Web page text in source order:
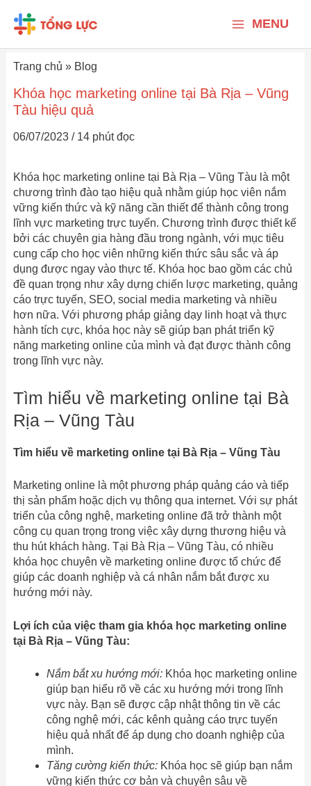
dung
Menu
MENU
Trang chủ » Blog
Khóa học marketing online tại Bà Rịa – Vũng
Tàu hiệu quả
06/07/2023 / 14 phút đọc
Khóa học marketing online tại Bà Rịa – Vũng Tàu là một
chương trình đào tạo hiệu quả nhằm giúp học viên nắm
vững kiến thức và kỹ năng cần thiết để thành công trong
lĩnh vực marketing trực tuyến. Chương trình được thiết kế
bởi các chuyên gia hàng đầu trong ngành, với mục tiêu
cung cấp cho học viên những kiến thức sâu sắc và áp
dụng được ngay vào thực tế. Khóa học bao gồm các chủ
đề quan trọng như xây dựng chiến lược marketing, quảng
cáo trực tuyến, SEO, social media marketing và nhiều
hơn nữa. Với phương pháp giảng dạy linh hoạt và thực
hành tích cực, khóa học này sẽ giúp bạn phát triển kỹ
năng marketing online của mình và đạt được thành công
trong lĩnh vực này.
Tìm hiểu về marketing online tại Bà
Rịa – Vũng Tàu
Tìm hiểu về marketing online tại Bà Rịa – Vũng Tàu
Marketing online là một phương pháp quảng cáo và tiếp
thị sản phẩm hoặc dịch vụ thông qua internet. Với sự phát
triển của công nghệ, marketing online đã trở thành một
công cụ quan trọng trong việc xây dựng thương hiệu và
thu hút khách hàng. Tại Bà Rịa – Vũng Tàu, có nhiều
khóa học chuyên về marketing online được tổ chức để
giúp các doanh nghiệp và cá nhân nắm bắt được xu
hướng mới này.
Lợi ích của việc tham gia khóa học marketing online
tại Bà Rịa – Vũng Tàu:
Nắm bắt xu hướng mới:Khóa học marketing online
giúp bạn hiểu rõ về các xu hướng mới trong lĩnh
vực này. Bạn sẽ được cập nhật thông tin về các
công nghệ mới, các kênh quảng cáo trực tuyến
hiệu quả nhất để áp dụng cho doanh nghiệp của
mình.
Tăng cường kiến thức:Khóa học sẽ giúp bạn nắm
vững kiến thức cơ bản và chuyên sâu về